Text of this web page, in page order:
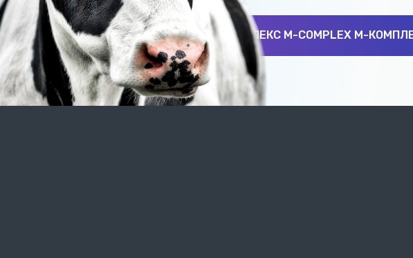
М-КОМПЛЕКС M-COMPLEX М-КОМПЛЕКС M-COMPLEX М-